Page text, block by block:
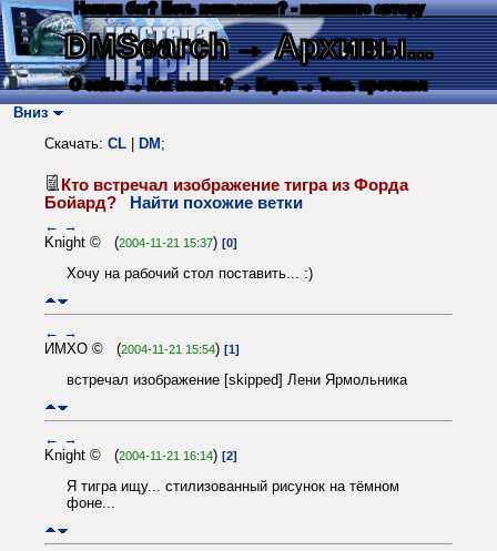
Нашли баг? Есть пожелания? - напишите автору
DMSearch→ Архивы...
О сайте → Как искать? → Карта → Текс. протокол
Вниз
Скачать: CL DM ;
Кто встречал изображение тигра из Форда
Бойард?
Найти похожие ветки
← →
Knight © (2004-11-21 15:37) [0]
Хочу на рабочий стол поставить... :)
← →
ИМХО © (2004-11-21 15:54) [1]
встречал изображение [skipped] Лени Ярмольника
← →
Knight © (2004-11-21 16:14) [2]
Я тигра ищу... стилизованный рисунок на тёмном
фоне...